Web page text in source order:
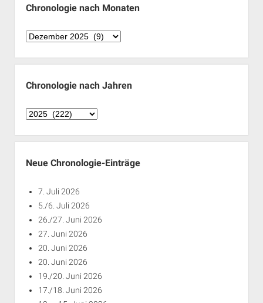
Chronologie nach Monaten
Chronologie
Monaten
Chronologie nach Jahren
Chronologie
Jahren
Neue Chronologie-Einträge
7. Juli 2026
5./6. Juli 2026
26./27. Juni 2026
27. Juni 2026
20. Juni 2026
20. Juni 2026
19./20. Juni 2026
17./18. Juni 2026